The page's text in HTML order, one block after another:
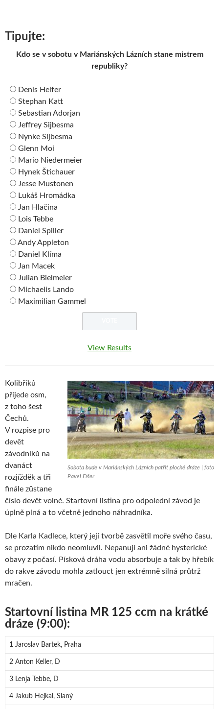
Tipujte:
Kdo se v sobotu v Mariánských Lázních stane mistrem
republiky?
Denis Helfer
Stephan Katt
Sebastian Adorjan
Jeffrey Sijbesma
Nynke Sijbesma
Glenn Moi
Mario Niedermeier
Hynek Štichauer
Jesse Mustonen
Lukáš Hromádka
Jan Hlačina
Lois Tebbe
Daniel Spiller
Andy Appleton
Daniel Klíma
Jan Macek
Julian Bielmeier
Michaelis Lando
Maximilian Gammel
View Results
Sobota bude v Mariánských Lázních patřit ploché dráze | foto
Pavel Fišer
Kolibříků
přijede osm,
z toho šest
Čechů.
V rozpise pro
devět
závodníků na
dvanáct
rozjížděk a tři
finále zůstane
číslo devět volné. Startovní listina pro odpolední závod je
úplně plná a to včetně jednoho náhradníka.
Dle Karla Kadlece, který její tvorbě zasvětil moře svého času,
se prozatím nikdo neomluvil. Nepanují ani žádné hysterické
obavy z počasí. Písková dráha vodu absorbuje a tak by hřebík
do rakve závodu mohla zatlouct jen extrémně silná průtrž
mračen.
Startovní listina MR 125 ccm na krátké
dráze (9:00):
1 Jaroslav Bartek, Praha
2 Anton Keller, D
3 Lenja Tebbe, D
4 Jakub Hejkal, Slaný